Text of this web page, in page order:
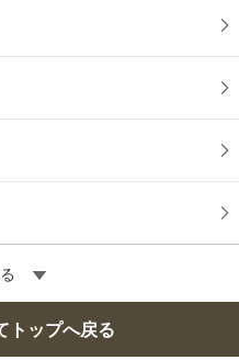
トップへ戻る